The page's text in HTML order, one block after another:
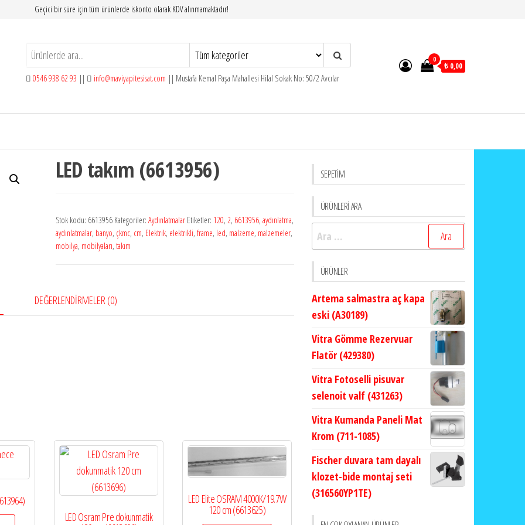
Geçici bir süre için tüm ürünlerde iskonto olarak KDV alınmamaktadır!
0546 938 62 93 || info@maviyapitesisat.com || Mustafa Kemal Paşa Mahallesi Hilal Sokak No: 50/2 Avcılar
0
₺ 0,00
LED takım (6613956)
Stok kodu: 6613956 Kategoriler: Aydınlatmalar Etiketler: 120, 2, 6613956, aydınlatma,
aydınlatmalar, banyo, çkmc, cm, Elektrik, elektrikli, frame, led, malzeme, malzemeler,
mobilya, mobilyaları, takım
DEĞERLENDIRMELER (0)
LED Osram Pre dokunmatik
LED Elite OSRAM 4000K/19.7W
120 cm (6613625)
SEPETİM
ÜRÜNLERİ ARA
Arama:
ÜRÜNLER
Artema salmastra aç kapa
eski (A30189)
Vitra Gömme Rezervuar
Flatör (429380)
Vitra Fotoselli pisuvar
selenoit valf (431263)
Vitra Kumanda Paneli Mat
Krom (711-1085)
Fischer duvara tam dayalı
klozet-bide montaj seti
(316560YP1TE)